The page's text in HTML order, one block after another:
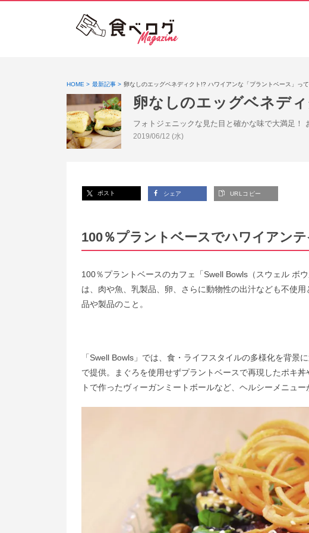
HOME 最新記事 卵なしのエッグベネディクト!? ハワイアンな「プラントベース」って
卵なしのエッグベネデ
フォトジェニックな見た目と確かな味で大満足！
投稿日:
2019/06/12 (水)
ポスト シェア URLコピー
100％プラントベースでハワイアン
100％プラントベースのカフェ「Swell Bowls（スウェル ボ
は、肉や魚、乳製品、卵、さらに動物性の出汁なども不使
品や製品のこと。
「Swell Bowls」では、食・ライフスタイルの多様化を背景
で提供。まぐろを使用せずプラントベースで再現したポキ
トで作ったヴィーガンミートボールなど、ヘルシーメニュー